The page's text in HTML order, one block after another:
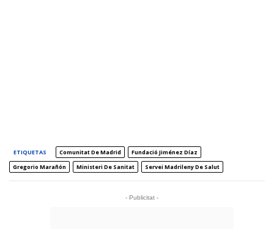
ETIQUETAS Comunitat De Madrid
Fundació Jiménez Díaz
Gregorio Marañón
Ministeri De Sanitat Servei Madrileny De Salut
- Publicitat -